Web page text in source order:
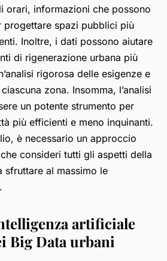
orari, informazioni che possono
progettare spazi pubblici più
Inoltre, i dati possono aiutare
di rigenerazione urbana più
rigorosa delle esigenze e
zona. Insomma, l’analisi
un potente strumento per
più efficienti e meno inquinanti.
è necessario un approccio
consideri tutti gli aspetti della
sfruttare al massimo le
artificiale
Big Data urbani